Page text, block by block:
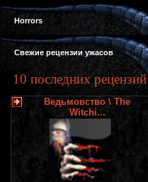
Horrors
Свежие рецензии ужасов
10 последних рецензий
Ведьмовство \ The
Witchi...